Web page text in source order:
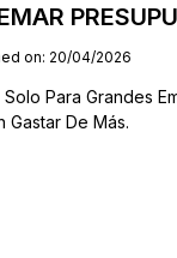
on: 20/04/2026
Para Grandes
Gastar De Más.